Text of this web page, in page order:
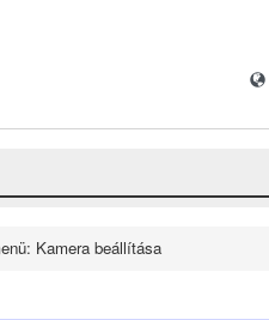
Kamera beállítása